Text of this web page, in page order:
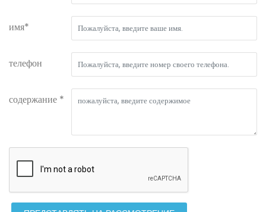
имя*
телефон
содержание *